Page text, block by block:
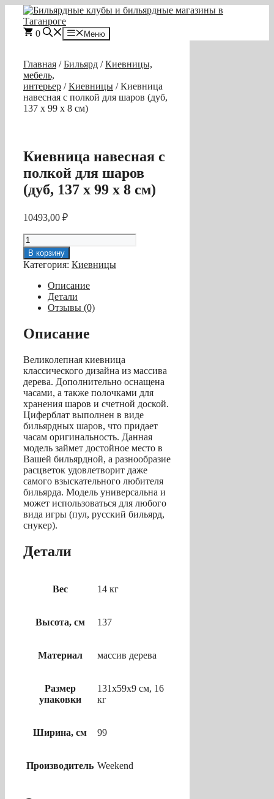
Перейти
содержимому
0 Меню
Главная /Бильярд /Киевницы,
мебель,
интерьер /Киевницы / Киевница
навесная с полкой для шаров (дуб,
137 х 99 х 8 см)
Киевница навесная с
полкой для шаров
(дуб, 137 х 99 х 8 см)
10493,00 ₽
Количество
товара
Киевница
навесная
полкой
шаров
(дуб,
137
99
х
8
см)
В корзину
Категория: Киевницы
Описание
Детали
Отзывы (0)
Описание
Великолепная киевница
классического дизайна из массива
дерева. Дополнительно оснащена
часами, а также полочками для
хранения шаров и счетной доской.
Циферблат выполнен в виде
бильярдных шаров, что придает
часам оригинальность. Данная
модель займет достойное место в
Вашей бильярдной, а разнообразие
расцветок удовлетворит даже
самого взыскательного любителя
бильярда. Модель универсальна и
может использоваться для любого
вида игры (пул, русский бильярд,
снукер).
Детали
Вес 14 кг
Высота, см 137
Материал массив дерева
Размер
упаковки
131х59х9 см, 16
кг
Ширина, см 99
Производитель Weekend